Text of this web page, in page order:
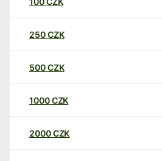
250CZK
500CZK
1000CZK
2000CZK